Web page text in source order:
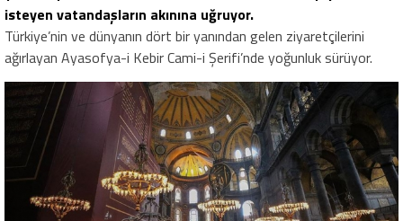
isteyen vatandaşların akınına uğruyor.
Türkiye’nin ve dünyanın dört bir yanından gelen ziyaretçilerini
ağırlayan Ayasofya-i Kebir Cami-i Şerifi’nde yoğunluk sürüyor.